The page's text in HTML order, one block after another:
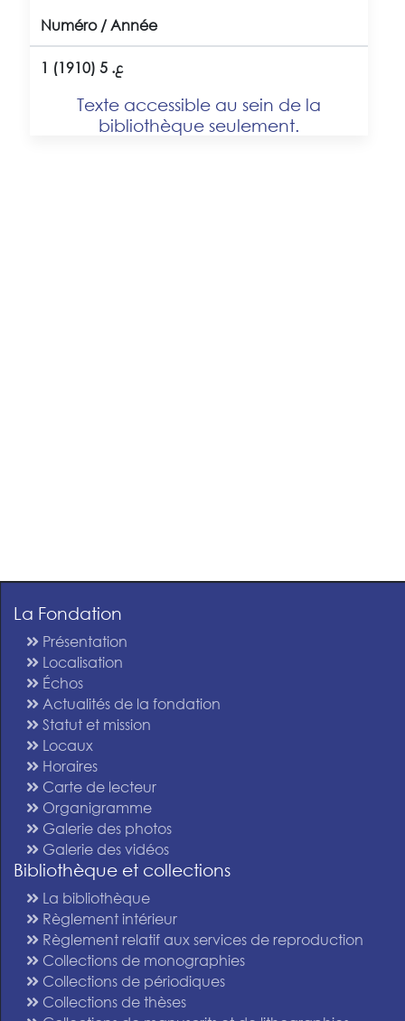
Numéro / Année
1 ع. 5 (1910)
Texte accessible au sein de la
bibliothèque seulement.
La Fondation
Présentation
Localisation
Échos
Actualités de la fondation
Statut et mission
Locaux
Horaires
Carte de lecteur
Organigramme
Galerie des photos
Galerie des vidéos
Bibliothèque et collections
La bibliothèque
Règlement intérieur
Règlement relatif aux services de reproduction
Collections de monographies
Collections de périodiques
Collections de thèses